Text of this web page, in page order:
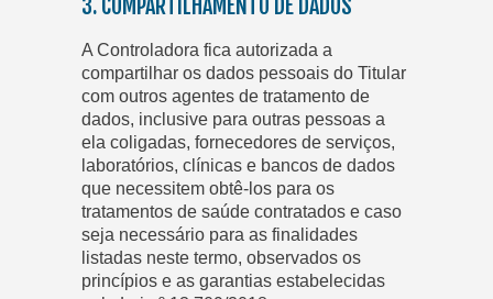
3. COMPARTILHAMENTO DE DADOS
A Controladora fica autorizada a
compartilhar os dados pessoais do Titular
com outros agentes de tratamento de
dados, inclusive para outras pessoas a
ela coligadas, fornecedores de serviços,
laboratórios, clínicas e bancos de dados
que necessitem obtê-los para os
tratamentos de saúde contratados e caso
seja necessário para as finalidades
listadas neste termo, observados os
princípios e as garantias estabelecidas